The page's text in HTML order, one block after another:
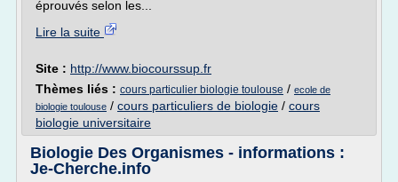
éprouvés selon les...
Lire la suite
Site : http://www.biocourssup.fr
Thèmes liés : cours particulier biologie toulouse / ecole de
biologie toulouse / cours particuliers de biologie / cours
biologie universitaire
Biologie Des Organismes - informations :
Je-Cherche.info